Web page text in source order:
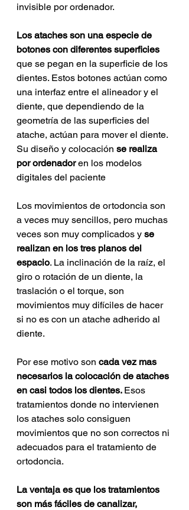
invisible por ordenador.
Los ataches son una especie de
botones con diferentes superficies
que se pegan en la superficie de los
dientes. Estos botones actúan como
una interfaz entre el alineador y el
diente, que dependiendo de la
geometría de las superficies del
atache, actúan para mover el diente.
Su diseño y colocación se realiza
por ordenador en los modelos
digitales del paciente
Los movimientos de ortodoncia son
a veces muy sencillos, pero muchas
veces son muy complicados y se
realizan en los tres planos del
espacio. La inclinación de la raíz, el
giro o rotación de un diente, la
traslación o el torque, son
movimientos muy difíciles de hacer
si no es con un atache adherido al
diente.
Por ese motivo son cada vez mas
necesarios la colocación de ataches
en casi todos los dientes. Esos
tratamientos donde no intervienen
los ataches solo consiguen
movimientos que no son correctos ni
adecuados para el tratamiento de
ortodoncia.
La ventaja es que los tratamientos
son más fáciles de canalizar,